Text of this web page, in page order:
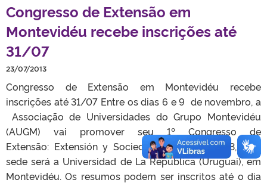
TELEFONES
Congresso de Extensão em
Montevidéu recebe inscrições até
31/07
23/07/2013
Congresso de Extensão em Montevidéu recebe
inscrições até 31/07 Entre os dias 6 e 9 de novembro, a
Associação de Universidades do Grupo Montevidéu
(AUGM) vai promover seu 1º Congresso de
Extensão: Extensión y Sociedad – ExtenSo 2013, cuja
sede será a Universidad de La República (Uruguai), em
Montevidéu. Os resumos podem ser inscritos até o dia